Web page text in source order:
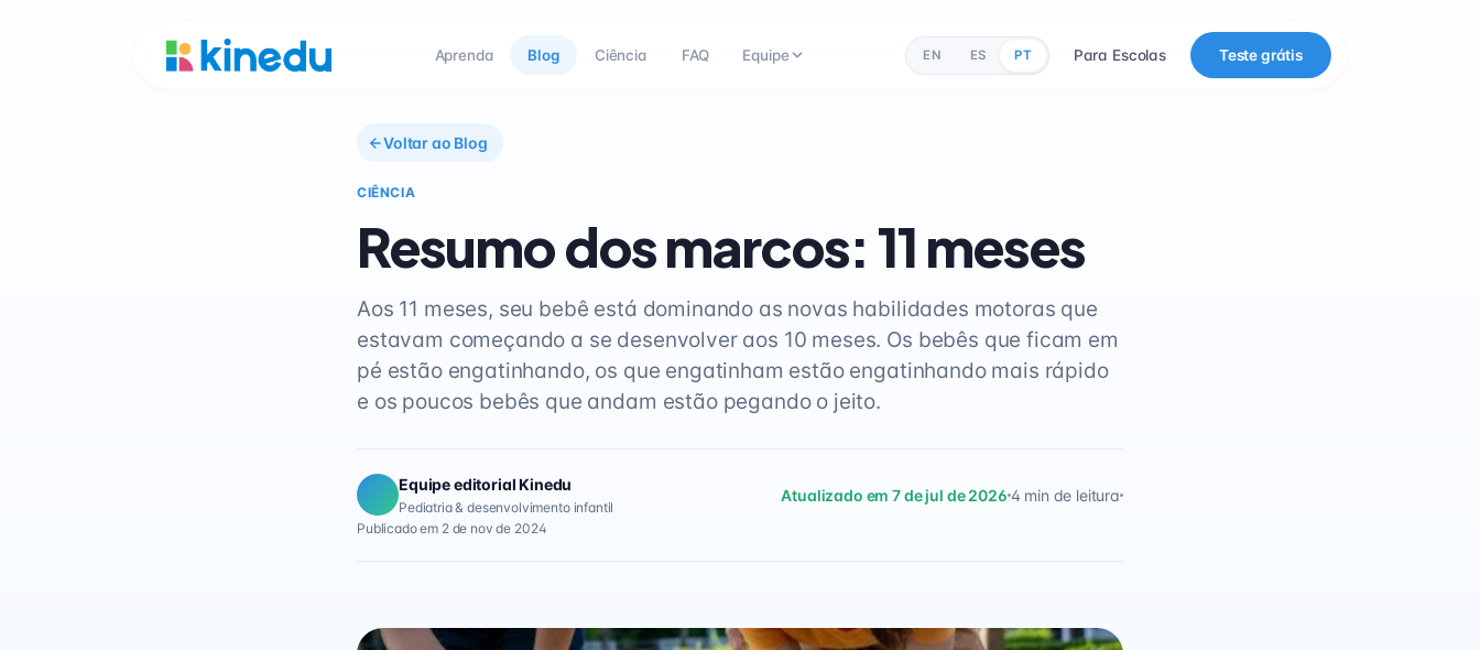
Aprenda Blog Ciência FAQ Equipe EN ES PT Para Escolas Teste grátis
Voltar ao Blog
CIÊNCIA
Resumo dos marcos: 11 meses
Aos 11 meses, seu bebê está dominando as novas habilidades motoras que
estavam começando a se desenvolver aos 10 meses. Os bebês que ficam em
pé estão engatinhando, os que engatinham estão engatinhando mais rápido
e os poucos bebês que andam estão pegando o jeito.
Equipe editorial Kinedu
Pediatria & desenvolvimento infantil
Atualizado em 7 de jul de 2026 4 min de leitura
Publicado em 2 de nov de 2024